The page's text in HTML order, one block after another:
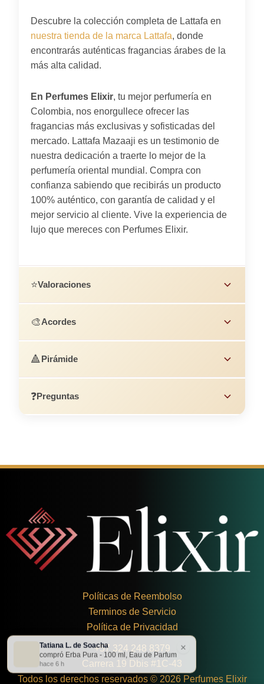
Descubre la colección completa de Lattafa en
nuestra tienda de la marca Lattafa, donde
encontrarás auténticas fragancias árabes de la
más alta calidad.
En Perfumes Elixir, tu mejor perfumería en
Colombia, nos enorgullece ofrecer las
fragancias más exclusivas y sofisticadas del
mercado. Lattafa Mazaaji es un testimonio de
nuestra dedicación a traerte lo mejor de la
perfumería oriental mundial. Compra con
confianza sabiendo que recibirás un producto
100% auténtico, con garantía de calidad y el
mejor servicio al cliente. Vive la experiencia de
lujo que mereces con Perfumes Elixir.
⭐Valoraciones
🎨Acordes
🔺Pirámide
❓Preguntas
Políticas de Reembolso
Terminos de Servicio
Política de Privacidad
+57 324 248 8379
Carrera 19 Dbis #1C-43
Todos los derechos reservados © 2026 Perfumes Elixir
Tatiana L. de Soacha
compró Erba Pura - 100 ml, Eau de Parfum
hace 6 h
×